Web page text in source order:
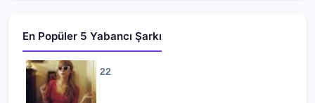
En Popüler 5 Yabancı Şarkı
22